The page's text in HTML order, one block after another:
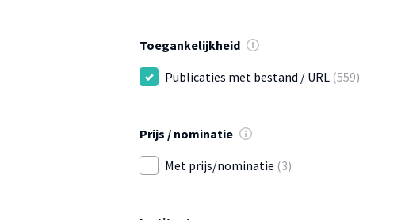
Toegankelijkheid
Publicaties met bestand / URL (559)
Prijs / nominatie
Met prijs/nominatie (3)